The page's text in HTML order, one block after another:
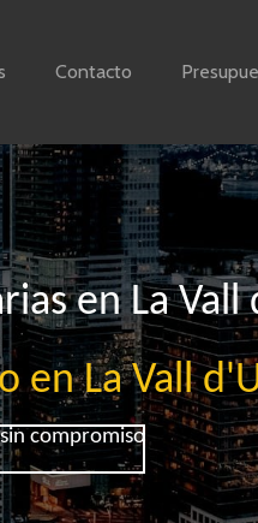
Contacto
en La Vall
en La Vall
compromiso